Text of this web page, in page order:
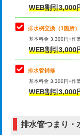
マス交換（深さ50
コンクリート斫り（
コンクリート斫り
モルタル補修（厚さ
モルタル補修（厚
追加人工
交換・取付（タン
交換・取付(単水栓
式）)
交換・取付(混合水
式・ワンホール）)
交換・取付(排水栓
交換・取付（その他
WEB割引3,000
排水桝交換（1箇所）
基本料金 3,300円+作
WEB割引3,000
排水管補修
基本料金 3,300円+作
WEB割引3,000
排水管つまり・